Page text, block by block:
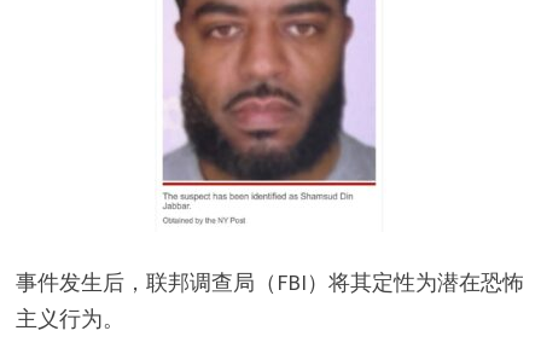
事件发生后，联邦调查局（FBI）将其定性为潜在恐怖
主义行为。